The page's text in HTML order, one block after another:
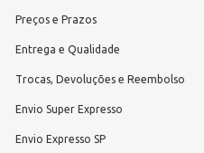
Preços e Prazos
Entrega e Qualidade
Trocas, Devoluções e Reembolso
Envio Super Expresso
Envio Expresso SP